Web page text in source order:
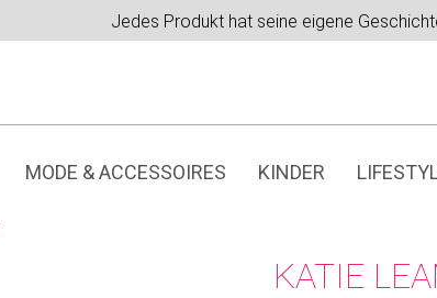
Jedes Produkt hat seine eigene
MODE & ACCESSOIRES KINDER
KATIE